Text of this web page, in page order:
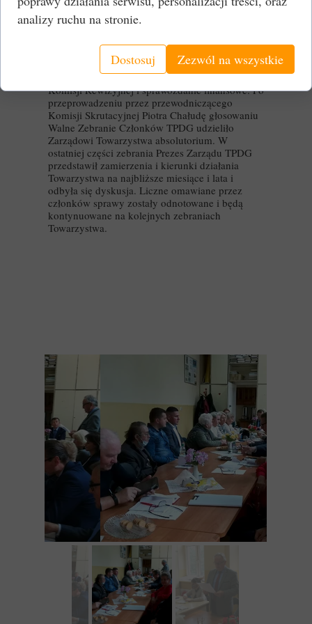
Działalność Komisji Rewizyjnej przedstawił w
sprawozdaniu Komisji członek Komisji
także główne elementy sprawozdania
finansowego. Przeprowadzone głosowania
przyjęły sprawozdanie z działalności Zarządu,
Komisji Rewizyjnej i sprawozdanie finansowe. Po
przeprowadzeniu przez przewodniczącego
Komisji Skrutacyjnej Piotra Chałudę głosowaniu
Walne Zebranie Członków TPDG udzieliło
Zarządowi Towarzystwa absolutorium. W
ostatniej części zebrania Prezes Zarządu TPDG
przedstawił zamierzenia i kierunki działania
Towarzystwa na najbliższe miesiące i lata i
odbyła się dyskusja. Liczne omawiane przez
członków sprawy zostały odnotowane i będą
kontynuowane na kolejnych zebraniach
Towarzystwa.
analizy ruchu na stronie.
Dostosuj Zezwól na wszystkie